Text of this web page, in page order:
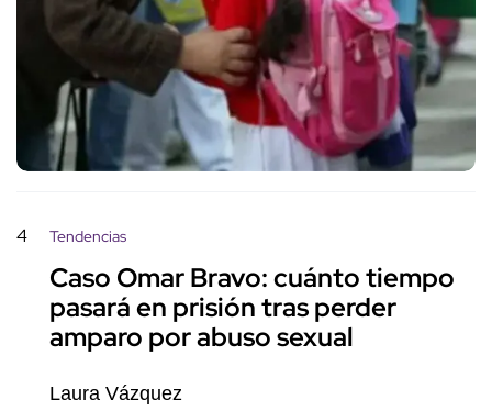
4 Tendencias
Caso Omar Bravo: cuánto tiempo
pasará en prisión tras perder
amparo por abuso sexual
Laura Vázquez